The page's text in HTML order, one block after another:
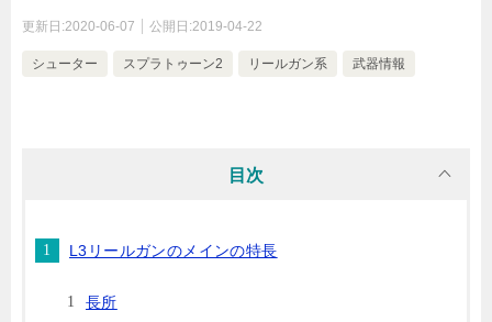
更新日:2020-06-07 公開日:2019-04-22
シューター スプラトゥーン2 リールガン系 武器情報
目次
L3リールガンのメインの特長
長所